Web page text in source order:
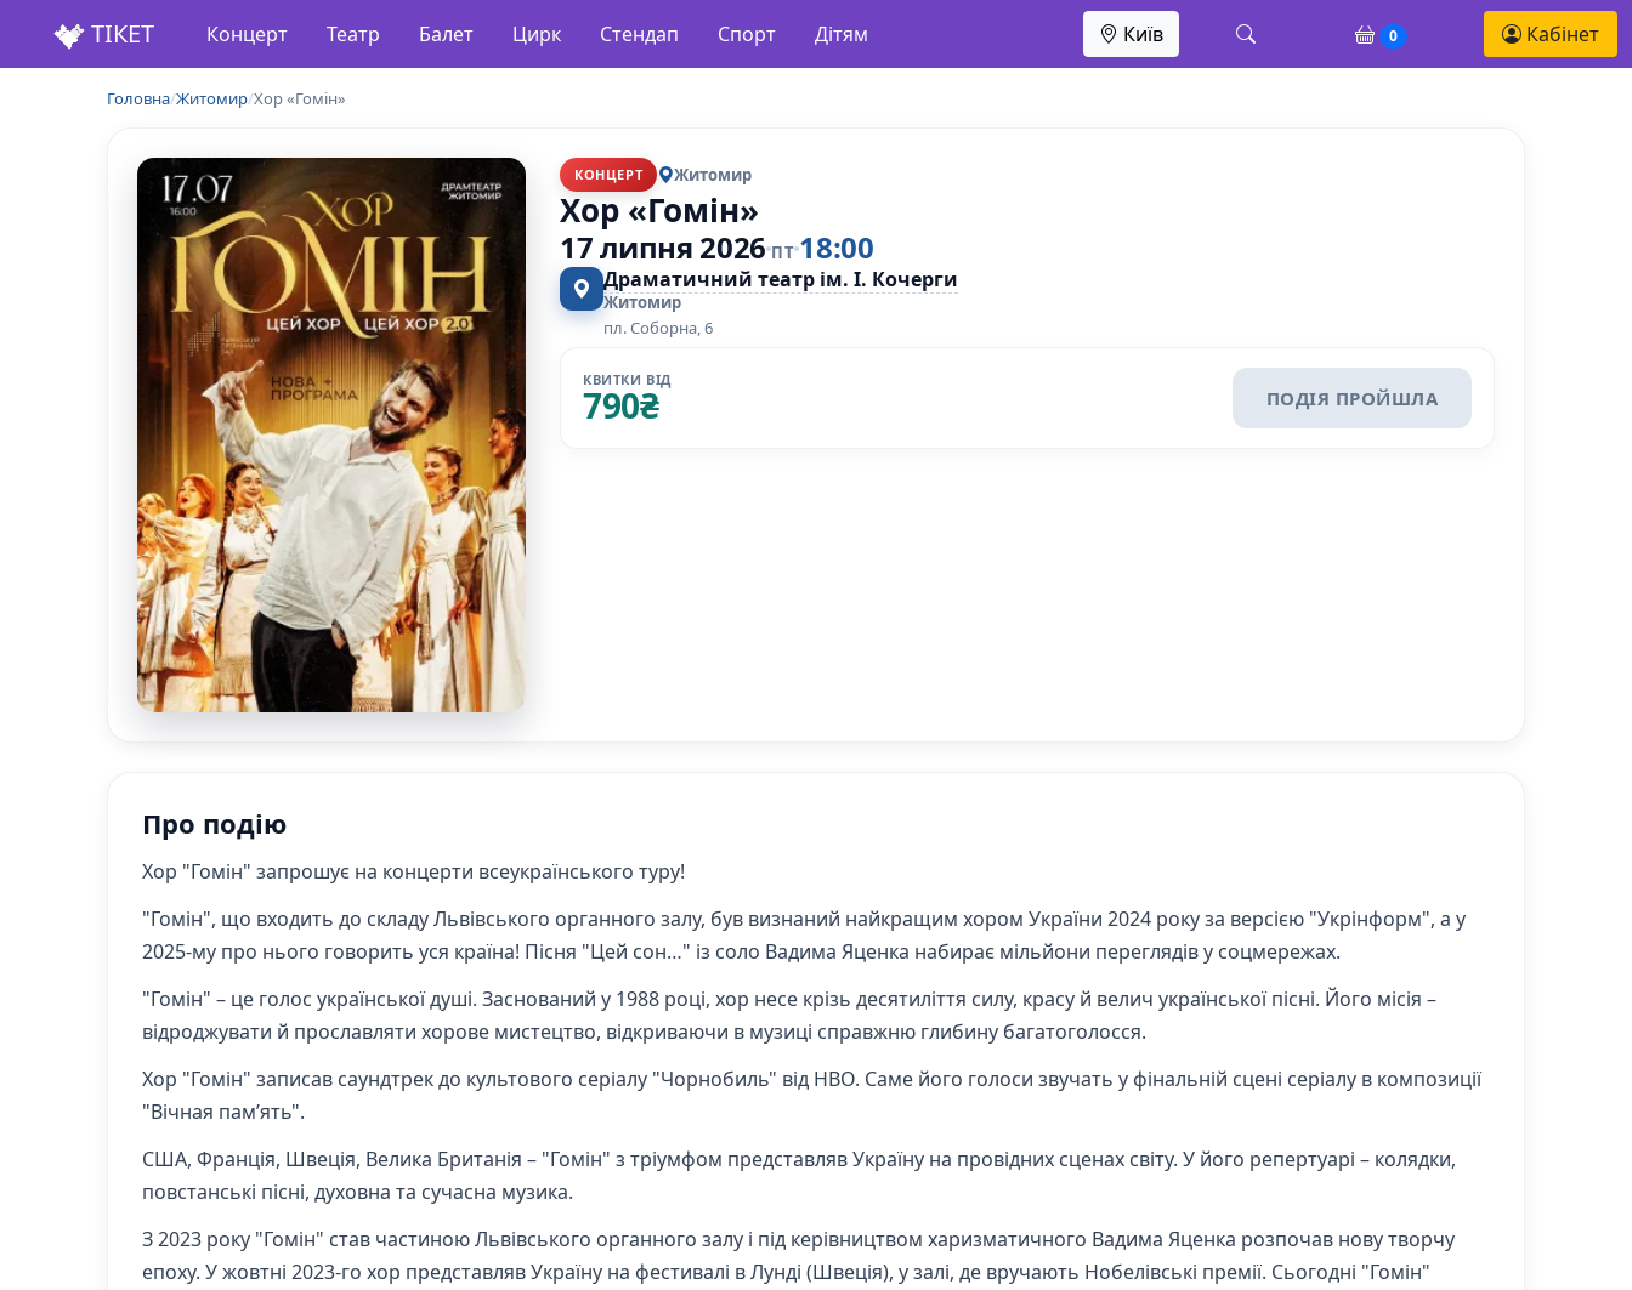
ТІКЕТ Концерт Театр Балет Цирк Стендап Спорт Дітям Київ 0 Кабінет
Головна/Житомир/Хор «Гомін»
КОНЦЕРТ Житомир
Хор «Гомін»
17 липня 2026 ПТ 18:00
Драматичний театр ім. І. Кочерги
Житомир
пл. Соборна, 6
КВИТКИ ВІД
790₴ ПОДІЯ ПРОЙШЛА
Про подію
Хор "Гомін" запрошує на концерти всеукраїнського туру!
"Гомін", що входить до складу Львівського органного залу, був визнаний найкращим хором України 2024 року за версією "Укрінформ", а у
2025-му про нього говорить уся країна! Пісня "Цей сон…" із соло Вадима Яценка набирає мільйони переглядів у соцмережах.
"Гомін" – це голос української душі. Заснований у 1988 році, хор несе крізь десятиліття силу, красу й велич української пісні. Його місія –
відроджувати й прославляти хорове мистецтво, відкриваючи в музиці справжню глибину багатоголосся.
Хор "Гомін" записав саундтрек до культового серіалу "Чорнобиль" від HBO. Саме його голоси звучать у фінальній сцені серіалу в композиції
"Вічная пам’ять".
США, Франція, Швеція, Велика Британія – "Гомін" з тріумфом представляв Україну на провідних сценах світу. У його репертуарі – колядки,
повстанські пісні, духовна та сучасна музика.
З 2023 року "Гомін" став частиною Львівського органного залу і під керівництвом харизматичного Вадима Яценка розпочав нову творчу
епоху. У жовтні 2023-го хор представляв Україну на фестивалі в Лунді (Швеція), у залі, де вручають Нобелівські премії. Сьогодні "Гомін"